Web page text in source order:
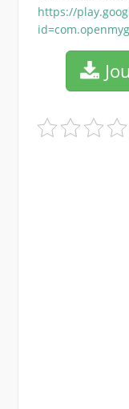
https://